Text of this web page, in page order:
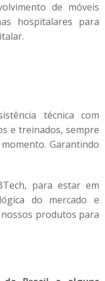
de móveis
hospitalares para
técnica com
e treinados, sempre
Garantindo
para estar em
do mercado e
produtos para